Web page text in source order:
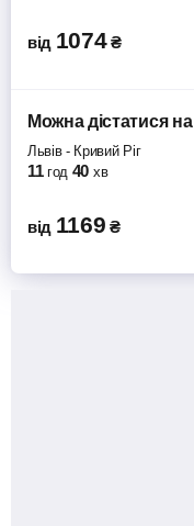
від 1074 ₴
Можна дістатисяна
Львів- Кривий Ріг
11 год 40 хв
від 1169 ₴